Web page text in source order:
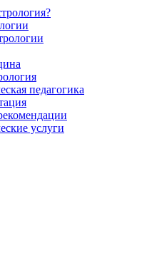
педагогика
услуги